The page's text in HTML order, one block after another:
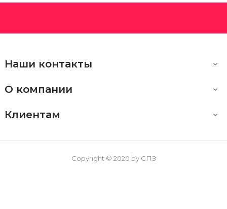
Наши контакты 
О компании 
Клиентам 
Copyright © 2020 by СПЗ